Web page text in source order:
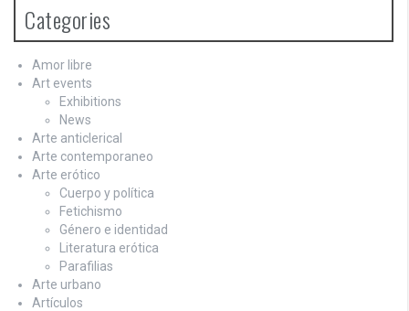
Categories
Amor libre
Art events
Exhibitions
News
Arte anticlerical
Arte contemporaneo
Arte erótico
Cuerpo y política
Fetichismo
Género e identidad
Literatura erótica
Parafilias
Arte urbano
Artículos